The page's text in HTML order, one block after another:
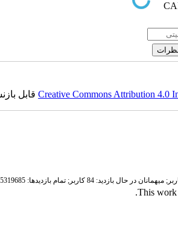
Creative Commons Attribution 4.0قابل
This work
.
میهمانان در حال بازدید: 84 کاربر; تمام بازدید‌ها: 25319685 بازدید;